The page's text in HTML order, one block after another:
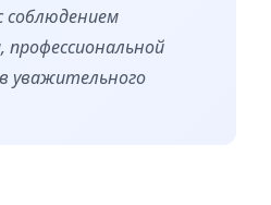
соблюдением
уважительного